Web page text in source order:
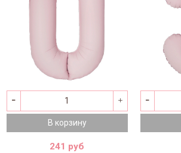
В корзину
241 руб